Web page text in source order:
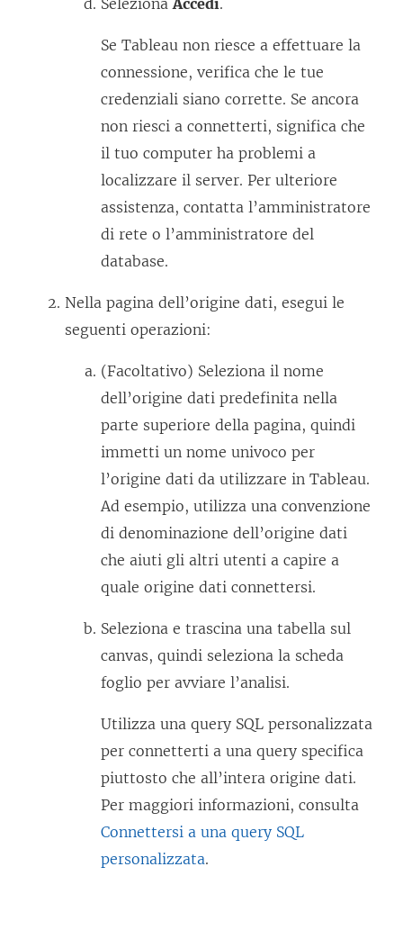
n
a
n
u
o
v
a
f
t
r
a
)
SelezionaAccedi.
Se Tableau non riesce a effettuare la
connessione, verifica che le tue
credenziali siano corrette. Se ancora
non riesci a connetterti, significa che
il tuo computer ha problemi a
localizzare il server. Per ulteriore
assistenza, contatta l’amministratore
di rete o l’amministratore del
database.
Nella pagina dell’origine dati, esegui le
seguenti operazioni:
(Facoltativo) Seleziona il nome
dell’origine dati predefinita nella
parte superiore della pagina, quindi
immetti un nome univoco per
l’origine dati da utilizzare in Tableau.
Ad esempio, utilizza una convenzione
di denominazione dell’origine dati
che aiuti gli altri utenti a capire a
quale origine dati connettersi.
Seleziona e trascina una tabella sul
canvas, quindi seleziona la scheda
foglio per avviare l’analisi.
Utilizza una query SQL personalizzata
per connetterti a una query specifica
piuttosto che all’intera origine dati.
Per maggiori informazioni, consulta
Connettersi a una query SQL
personalizzata.